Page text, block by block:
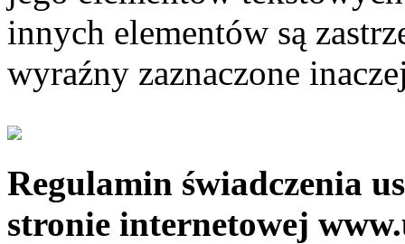
innych elementów są
wyraźny zaznaczone
Regulamin świadczenia
stronie internetowej